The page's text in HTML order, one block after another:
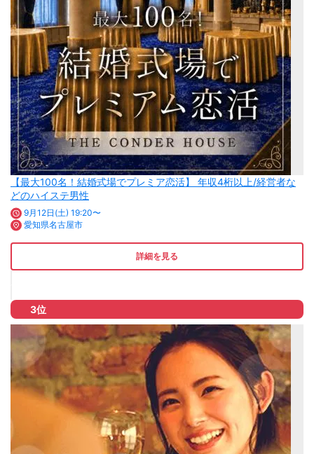
【最大100名！結婚式場でプレミア恋活】 年収4桁以上/経営者な
どのハイステ男性
9月12日(土) 19:20〜
愛知県名古屋市
詳細を見る
3位